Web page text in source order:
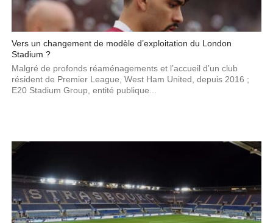
Vers un changement de modèle d’exploitation du London
Stadium ?
Malgré de profonds réaménagements et l’accueil d’un club
résident de Premier League, West Ham United, depuis 2016 ;
E20 Stadium Group, entité publique...